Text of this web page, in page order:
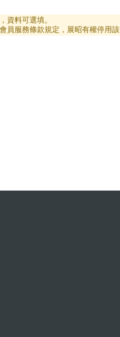
資料可選填。
服務條款規定，展昭有權停用該